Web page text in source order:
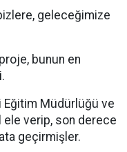
geleceğimize
bunun en
Eğitim Müdürlüğü ve
ele verip, son derece
geçirmişler.